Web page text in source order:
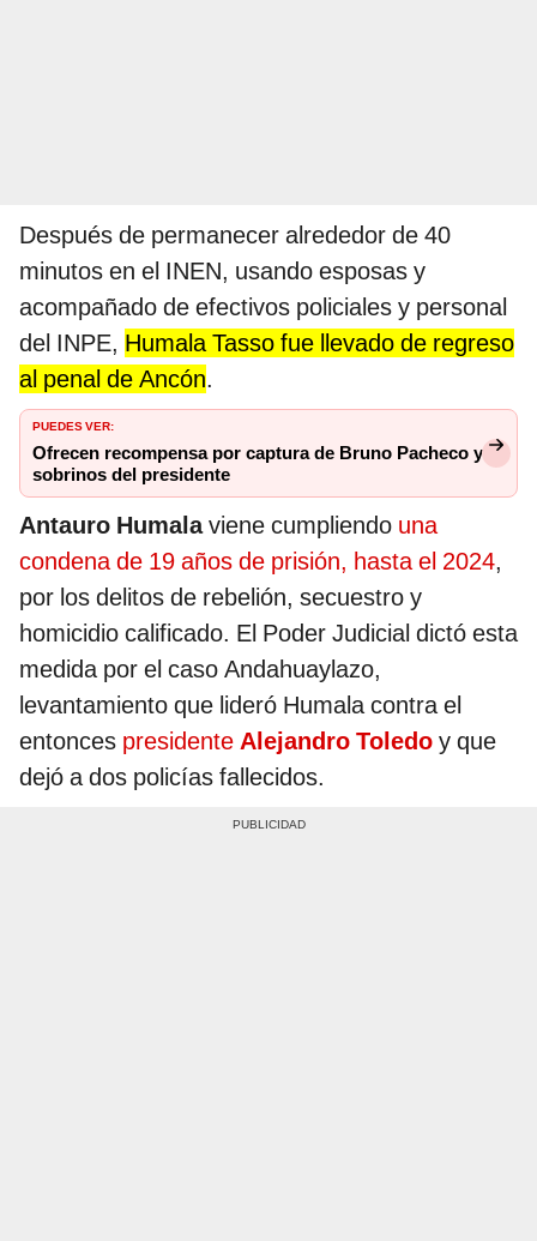
Después de permanecer alrededor de 40
minutos en el INEN, usando esposas y
acompañado de efectivos policiales y personal
del INPE, Humala Tasso fue llevado de regreso
al penal de Ancón.
PUEDES VER:
Ofrecen recompensa por captura de Bruno Pacheco y
sobrinos del presidente
Antauro Humalaviene cumpliendo una
condena de 19 años de prisión, hasta el 2024,
por los delitos de rebelión, secuestro y
homicidio calificado. El Poder Judicial dictó esta
medida por el caso Andahuaylazo,
levantamiento que lideró Humala contra el
entonces presidente Alejandro Toledo y que
dejó a dos policías fallecidos.